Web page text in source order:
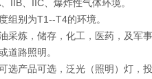
IIB、IIC、爆炸性气体环境。
组别为T1--T4的环境。
采炼，储存，化工，医药，及军
道路照明。
选产品可选，泛光（照明）灯，